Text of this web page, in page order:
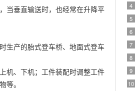
4
5
6
7
8
9
10
当垂直输送时，也经常在升降平
生产的胎式登车桥、地面式登车
机、下机；工件装配时调整工件
等。